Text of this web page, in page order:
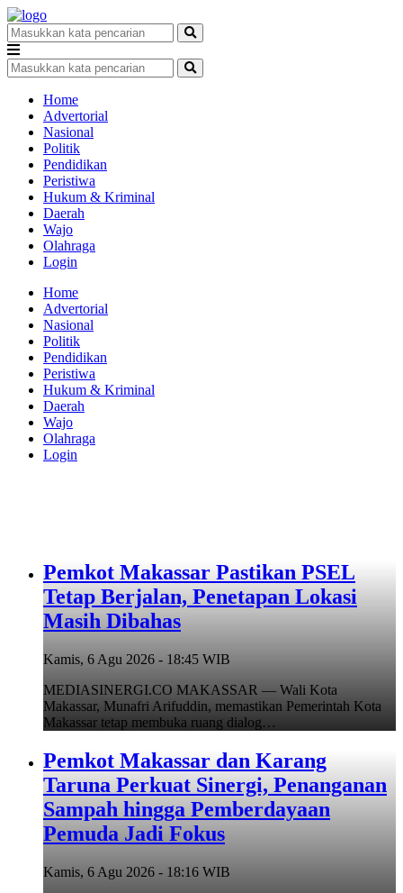
Home
Advertorial
Nasional
Politik
Pendidikan
Peristiwa
Hukum & Kriminal
Daerah
Wajo
Olahraga
Login
Home
Advertorial
Nasional
Politik
Pendidikan
Peristiwa
Hukum & Kriminal
Daerah
Wajo
Olahraga
Login
Pemkot Makassar Pastikan PSEL
Tetap Berjalan, Penetapan Lokasi
Masih Dibahas
Kamis, 6 Agu 2026 - 18:45 WIB
MEDIASINERGI.CO MAKASSAR — Wali Kota
Makassar, Munafri Arifuddin, memastikan Pemerintah Kota
Makassar tetap membuka ruang dialog…
Pemkot Makassar dan Karang
Taruna Perkuat Sinergi, Penanganan
Sampah hingga Pemberdayaan
Pemuda Jadi Fokus
Kamis, 6 Agu 2026 - 18:16 WIB